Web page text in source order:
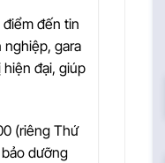
điểm đến tin
nghiệp, gara
đại, giúp
(riêng Thứ
dưỡng